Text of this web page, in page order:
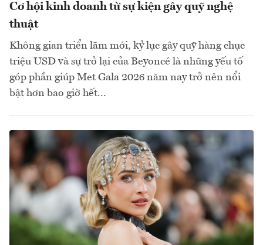
Cơ hội kinh doanh từ sự kiện gây quỹ nghệ
thuật
Không gian triển lãm mới, kỷ lục gây quỹ hàng chục
triệu USD và sự trở lại của Beyoncé là những yếu tố
góp phần giúp Met Gala 2026 năm nay trở nên nổi
bật hơn bao giờ hết...